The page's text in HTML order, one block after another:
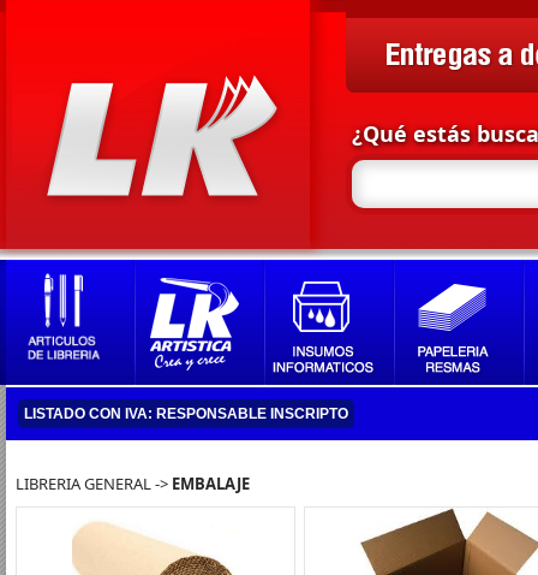
¿Qué estás
LISTADO CON IVA: RESPONSABLE INSCRIPTO
LIBRERIA GENERAL -> EMBALAJE